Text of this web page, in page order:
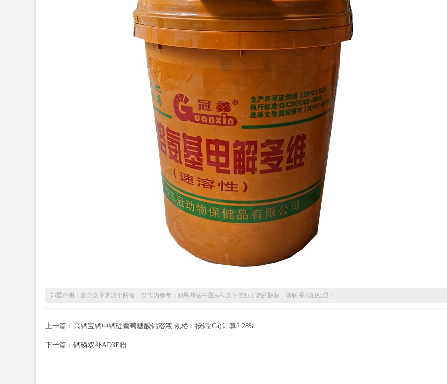
郑重声明：部分文章来源于网络，仅作为参考，如果网站中图片和文字侵犯了您的版权，请联系我们处理！
上一篇： 高钙宝钙中钙硼葡萄糖酸钙溶液 规格：按钙(Ca)计算2.28%
下一篇： 钙磷双补AD3E粉